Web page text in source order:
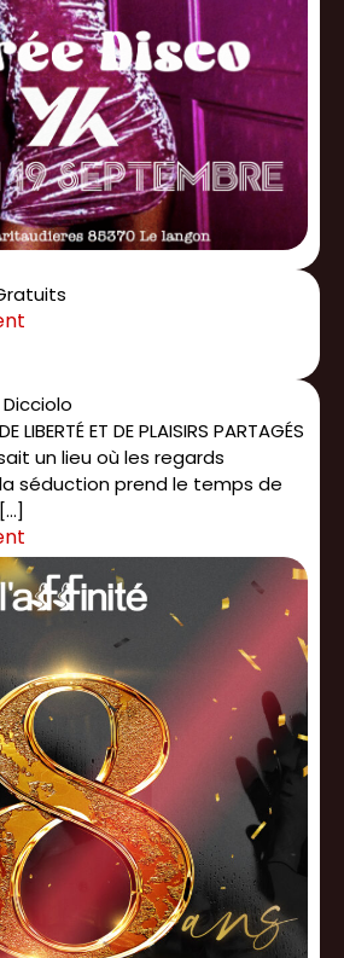
LIBERTÉ ET DE PLAISIRS PARTAGÉS
un lieu où les regards
séduction prend le temps de